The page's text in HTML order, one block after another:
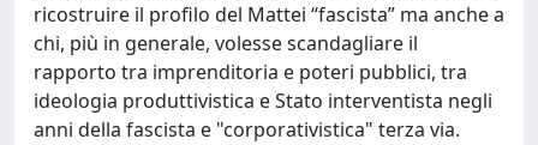
ricostruire il profilo del Mattei “fascista” ma anche a
chi, più in generale, volesse scandagliare il
rapporto tra imprenditoria e poteri pubblici, tra
ideologia produttivistica e Stato interventista negli
anni della fascista e "corporativistica" terza via.